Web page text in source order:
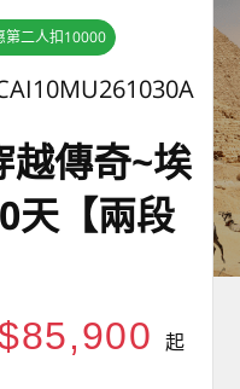
第二人扣10000
越傳奇~埃
天【兩段
起